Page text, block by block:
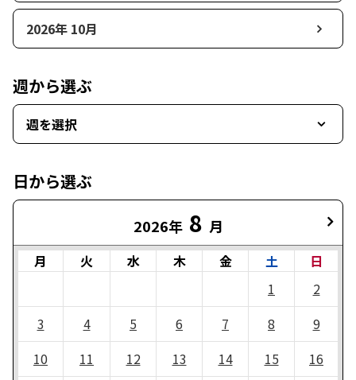
2026年 10月
週から選ぶ
週を選択
日から選ぶ
2026年 8 月
月 火 水 木 金 土
日
1
2
3
4 5 6 7 8
9
10
11 12 13 14 15
16